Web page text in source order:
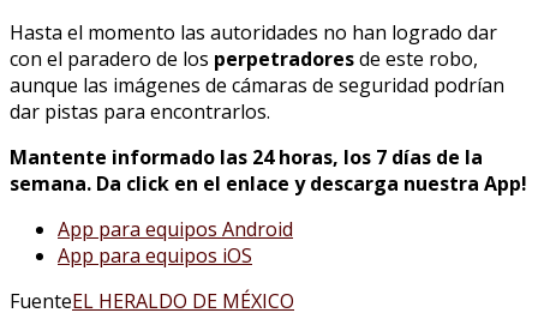
Hasta el momento las autoridades no han logrado dar
con el paradero de los perpetradoresde este robo,
aunque las imágenes de cámaras de seguridad podrían
dar pistas para encontrarlos.
Mantente informado las 24 horas, los 7 días de la
semana. Da click en el enlace y descarga nuestra App!
App para equipos Android
App para equipos iOS
FuenteEL HERALDO DE MÉXICO